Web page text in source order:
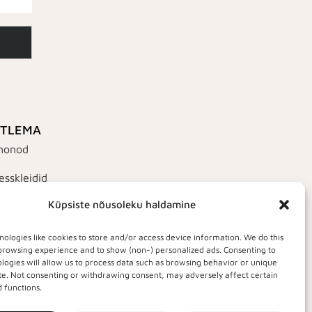
Küpsiste nõusoleku haldamine
like cookies to store and/or access device information. We do this
experience and to show (non-) personalized ads. Consenting to
will allow us to process data such as browsing behavior or unique
Not consenting or withdrawing consent, may adversely affect certain
functions.
ja sallid